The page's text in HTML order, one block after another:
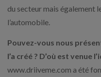
du secteur mais également
l’automobile.
Pouvez-vous nous
l’a créé ? D’où est venue
www.driiveme.com a été